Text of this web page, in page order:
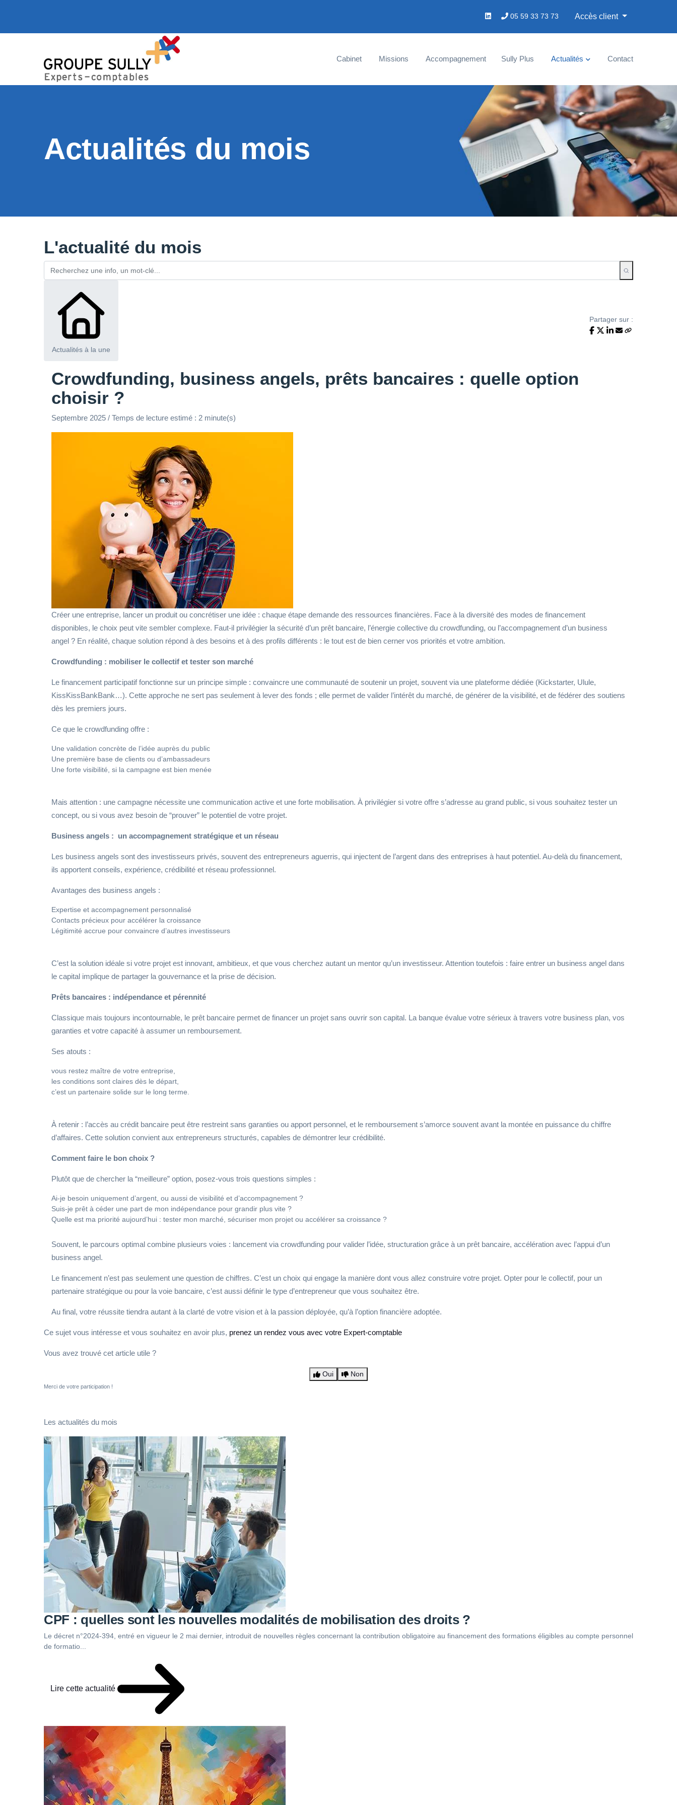
05 59 33 73 73 Accès client
Cabinet Missions Accompagnement Sully Plus Actualités Contact
Actualités du mois
L'actualité du mois
Actualités à la une
Partager sur :
Crowdfunding, business angels, prêts bancaires : quelle option
choisir ?
Septembre 2025 / Temps de lecture estimé : 2 minute(s)
Créer une entreprise, lancer un produit ou concrétiser une idée : chaque étape demande des ressources financières. Face à la diversité des modes de financement
disponibles, le choix peut vite sembler complexe. Faut-il privilégier la sécurité d’un prêt bancaire, l’énergie collective du crowdfunding, ou l’accompagnement d’un business
angel ? En réalité, chaque solution répond à des besoins et à des profils différents : le tout est de bien cerner vos priorités et votre ambition.
Crowdfunding : mobiliser le collectif et tester son marché
Le financement participatif fonctionne sur un principe simple : convaincre une communauté de soutenir un projet, souvent via une plateforme dédiée (Kickstarter, Ulule,
KissKissBankBank…). Cette approche ne sert pas seulement à lever des fonds ; elle permet de valider l’intérêt du marché, de générer de la visibilité, et de fédérer des soutiens
dès les premiers jours.
Ce que le crowdfunding offre :
Une validation concrète de l’idée auprès du public
Une première base de clients ou d’ambassadeurs
Une forte visibilité, si la campagne est bien menée
Mais attention : une campagne nécessite une communication active et une forte mobilisation. À privilégier si votre offre s’adresse au grand public, si vous souhaitez tester un
concept, ou si vous avez besoin de “prouver” le potentiel de votre projet.
Business angels : un accompagnement stratégique et un réseau
Les business angels sont des investisseurs privés, souvent des entrepreneurs aguerris, qui injectent de l’argent dans des entreprises à haut potentiel. Au-delà du financement,
ils apportent conseils, expérience, crédibilité et réseau professionnel.
Avantages des business angels :
Expertise et accompagnement personnalisé
Contacts précieux pour accélérer la croissance
Légitimité accrue pour convaincre d’autres investisseurs
C’est la solution idéale si votre projet est innovant, ambitieux, et que vous cherchez autant un mentor qu’un investisseur. Attention toutefois : faire entrer un business angel dans
le capital implique de partager la gouvernance et la prise de décision.
Prêts bancaires : indépendance et pérennité
Classique mais toujours incontournable, le prêt bancaire permet de financer un projet sans ouvrir son capital. La banque évalue votre sérieux à travers votre business plan, vos
garanties et votre capacité à assumer un remboursement.
Ses atouts :
vous restez maître de votre entreprise,
les conditions sont claires dès le départ,
c’est un partenaire solide sur le long terme.
À retenir : l’accès au crédit bancaire peut être restreint sans garanties ou apport personnel, et le remboursement s’amorce souvent avant la montée en puissance du chiffre
d’affaires. Cette solution convient aux entrepreneurs structurés, capables de démontrer leur crédibilité.
Comment faire le bon choix ?
Plutôt que de chercher la “meilleure” option, posez-vous trois questions simples :
Ai-je besoin uniquement d’argent, ou aussi de visibilité et d’accompagnement ?
Suis-je prêt à céder une part de mon indépendance pour grandir plus vite ?
Quelle est ma priorité aujourd’hui : tester mon marché, sécuriser mon projet ou accélérer sa croissance ?
Souvent, le parcours optimal combine plusieurs voies : lancement via crowdfunding pour valider l’idée, structuration grâce à un prêt bancaire, accélération avec l’appui d’un
business angel.
Le financement n’est pas seulement une question de chiffres. C’est un choix qui engage la manière dont vous allez construire votre projet. Opter pour le collectif, pour un
partenaire stratégique ou pour la voie bancaire, c’est aussi définir le type d’entrepreneur que vous souhaitez être.
Au final, votre réussite tiendra autant à la clarté de votre vision et à la passion déployée, qu’à l’option financière adoptée.
Ce sujet vous intéresse et vous souhaitez en avoir plus, prenez un rendez vous avec votre Expert-comptable
Vous avez trouvé cet article utile ?
Oui Non
Merci de votre participation !
Les actualités du mois
CPF : quelles sont les nouvelles modalités de mobilisation des droits ?
Le décret n°2024-394, entré en vigueur le 2 mai dernier, introduit de nouvelles règles concernant la contribution obligatoire au financement des formations éligibles au compte personnel
de formatio...
Lire cette actualité